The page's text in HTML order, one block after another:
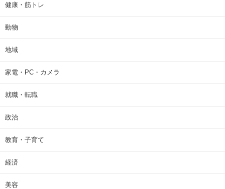
健康・筋トレ
動物
地域
家電・PC・カメラ
就職・転職
政治
教育・子育て
経済
美容